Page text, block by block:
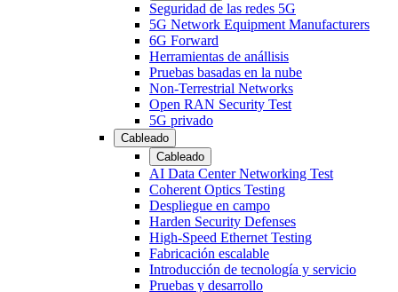
Seguridad de las redes 5G
5G Network Equipment Manufacturers
6G Forward
Herramientas de anállisis
Pruebas basadas en la nube
Non-Terrestrial Networks
Open RAN Security Test
5G privado
Cableado
Cableado
AI Data Center Networking Test
Coherent Optics Testing
Despliegue en campo
Harden Security Defenses
High-Speed Ethernet Testing
Fabricación escalable
Introducción de tecnología y servicio
Pruebas y desarrollo